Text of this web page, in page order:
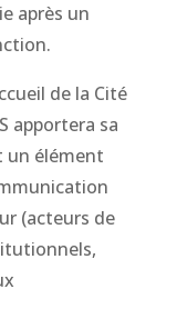
après un
de la Cité
apportera sa
un élément
(acteurs de